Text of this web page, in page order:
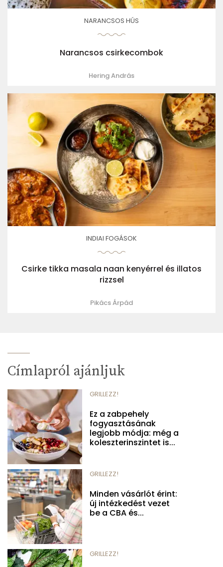
NARANCSOS HÚS
Narancsos csirkecombok
Hering András
INDIAI FOGÁSOK
Csirke tikka masala naan kenyérrel és illatos
rizzsel
Pikács Árpád
Címlapról ajánljuk
GRILLEZZ!
Ez a zabpehely
fogyasztásának
legjobb módja: még a
koleszterinszintet is...
GRILLEZZ!
Minden vásárlót érint:
új intézkedést vezet
be a CBA és...
GRILLEZZ!